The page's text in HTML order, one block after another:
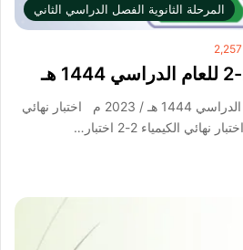
المرحلة الثانوية الفصل الدراسي الثاني
2,257
اختبار نهائي كيمياء 2-2 للعام الدراسي 1444 هـ / 2023 م اختبار نهائي